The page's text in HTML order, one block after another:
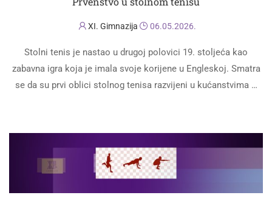
XI. Gimnazija 06.05.2026.
Stolni tenis je nastao u drugoj polovici 19. stoljeća kao
zabavna igra koja je imala svoje korijene u Engleskoj. Smatra
se da su prvi oblici stolnog tenisa razvijeni u kućanstvima …